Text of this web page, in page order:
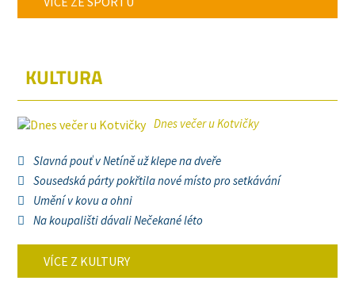
KULTURA
Dnes večer u Kotvičky
Slavná pouť v Netíně už klepe na dveře
Sousedská párty pokřtila nové místo pro setkávání
Umění v kovu a ohni
Na koupališti dávali Nečekané léto
VÍCE Z KULTURY